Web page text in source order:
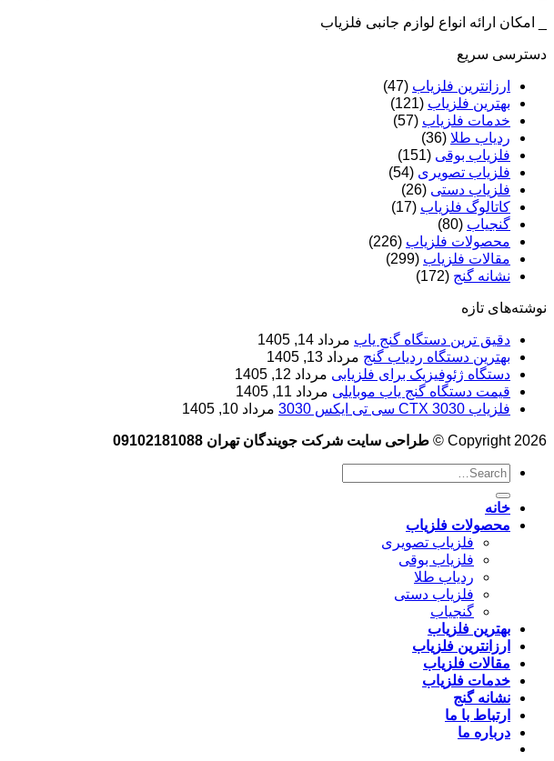
_ امکان ارائه انواع لوازم جانبی فلزیاب
دسترسی سریع
ارزانترین فلزیاب (47)
بهترین فلزیاب (121)
خدمات فلزیاب (57)
ردیاب طلا (36)
فلزیاب بوقی (151)
فلزیاب تصویری (54)
فلزیاب دستی (26)
کاتالوگ فلزیاب (17)
گنجیاب (80)
محصولات فلزیاب (226)
مقالات فلزیاب (299)
نشانه گنج (172)
نوشته‌های تازه
دقیق ترین دستگاه گنج یاب مرداد 14, 1405
بهترین دستگاه ردیاب گنج مرداد 13, 1405
دستگاه ژئوفیزیک برای فلزیابی مرداد 12, 1405
قیمت دستگاه گنج یاب موبایلی مرداد 11, 1405
فلزیاب CTX 3030 سی تی ایکس 3030
مرداد 10, 1405
Copyright 2026 © طراحی سایت شرکت جویندگان تهران 09102181088
خانه
محصولات فلزیاب
فلزیاب تصویری
فلزیاب بوقی
ردیاب طلا
فلزیاب دستی
گنجیاب
بهترین فلزیاب
ارزانترین فلزیاب
مقالات فلزیاب
خدمات فلزیاب
نشانه گنج
ارتباط با ما
درباره ما